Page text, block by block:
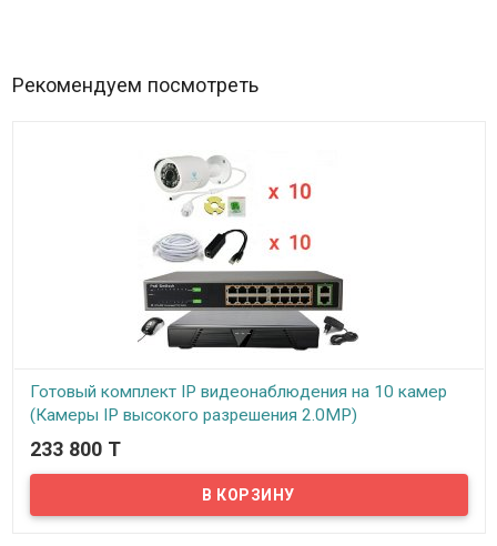
Рекомендуем посмотреть
Готовый комплект IP видеонаблюдения на 10 камер
(Камеры IP высокого разрешения 2.0MP)
В наличии
Предлагаем готовые комплекты IP видеонаблюдения. IP
видеонаблюдение – это полностью цифровое решение.
Цифровые IP камеры видеонаблюдения отличаются высокой
233 800 T